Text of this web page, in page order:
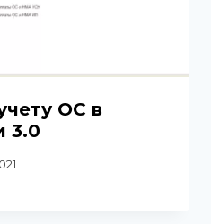
ОС в
3.0